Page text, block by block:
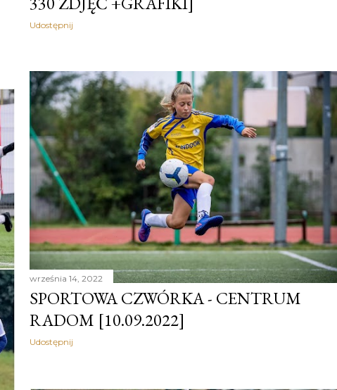
Udostępnij
września 14, 2022
SPORTOWA CZWÓRKA - CENTRUM
RADOM [10.09.2022]
Udostępnij